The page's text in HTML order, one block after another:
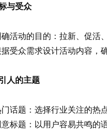
与受众
活动的目的：拉新、促活
受众需求设计活动内容，
人的主题
话题：选择行业关注的热
标题：以用户容易共鸣的